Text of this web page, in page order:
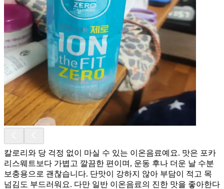
칼로리와 당 걱정 없이 마실 수 있는 이온음료예요. 맛은 포카
리스웨트보다 가볍고 깔끔한 편이며, 운동 후나 더운 날 수분
보충용으로 괜찮습니다. 단맛이 강하지 않아 부담이 적고 목
넘김도 부드러워요. 다만 일반 이온음료의 진한 맛을 좋아한다